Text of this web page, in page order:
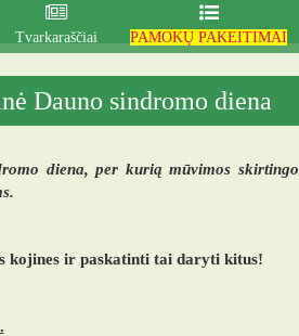
Tvarkaraščiai PAMOKŲ PAKEITIMAI
Dauno sindromo diena
diena, per kurią mūvimos
kojines ir paskatinti tai daryti kitus!